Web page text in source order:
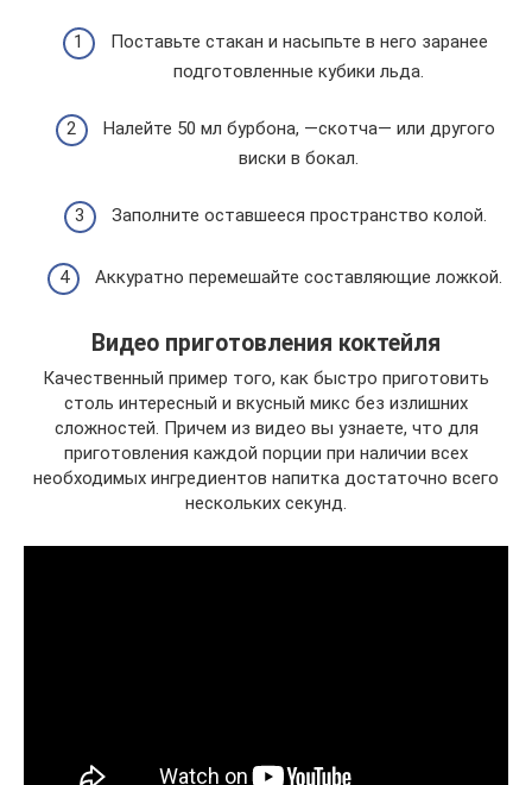
Поставьте стакан и насыпьте в него заранее
подготовленные кубики льда.
Налейте 50 мл бурбона, —скотча— или другого
виски в бокал.
Заполните оставшееся пространство колой.
Аккуратно перемешайте составляющие ложкой.
Видео приготовления коктейля
Качественный пример того, как быстро приготовить
столь интересный и вкусный микс без излишних
сложностей. Причем из видео вы узнаете, что для
приготовления каждой порции при наличии всех
необходимых ингредиентов напитка достаточно всего
нескольких секунд.